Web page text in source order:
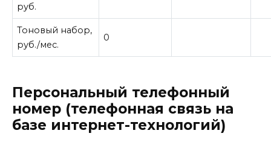
руб.
Тоновый набор,
руб./мес.
0
Персональный телефонный
номер (телефонная связь на
базе интернет-технологий)